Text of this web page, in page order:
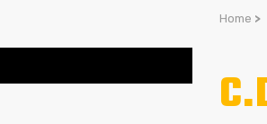
Home >